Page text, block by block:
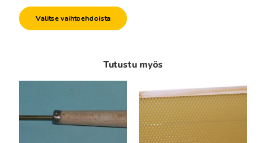
7.50€
-
22.00€
Valitse vaihtoehdoista
Tutustu myös
tuotteella
on
useampi